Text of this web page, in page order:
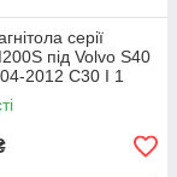
серії
під Volvo S40
2012 C30 I 1
C70 II 2 2005-2013